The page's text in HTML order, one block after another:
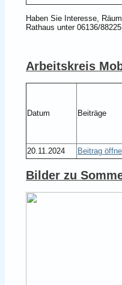
Haben Sie Interesse,
Rathaus unter 06136/
Arbeitskreis
Datum Beiträge
20.11.2024 Beitrag
Bilder zu